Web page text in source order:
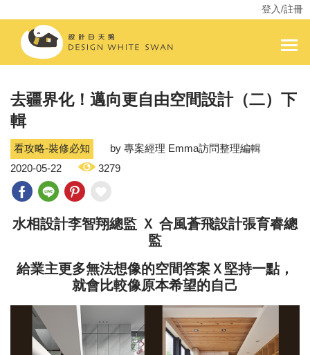
登入/註冊
去疆界化！邁向更自由空間設計（二）下
輯
看攻略-裝修必知
by 專案經理 Emma訪問整理編輯
2020-05-22
3279
水相設計李智翔總監 Ｘ 合風蒼飛設計張育睿總
監
給業主更多無法想像的空間答案Ｘ堅持一點，
就會比較像原本希望的自己